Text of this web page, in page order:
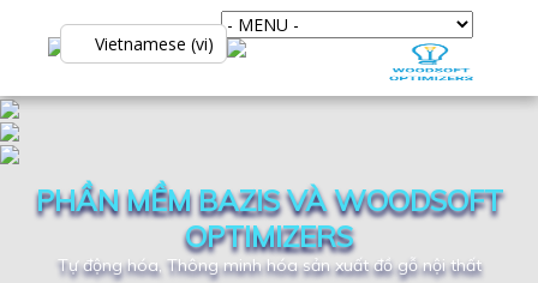
PHẦN MỀM BAZIS VÀ WOODSOFT
OPTIMIZERS
Tự động hóa, Thông minh hóa sản xuất đồ gỗ nội thất
Vietnamese (vi)